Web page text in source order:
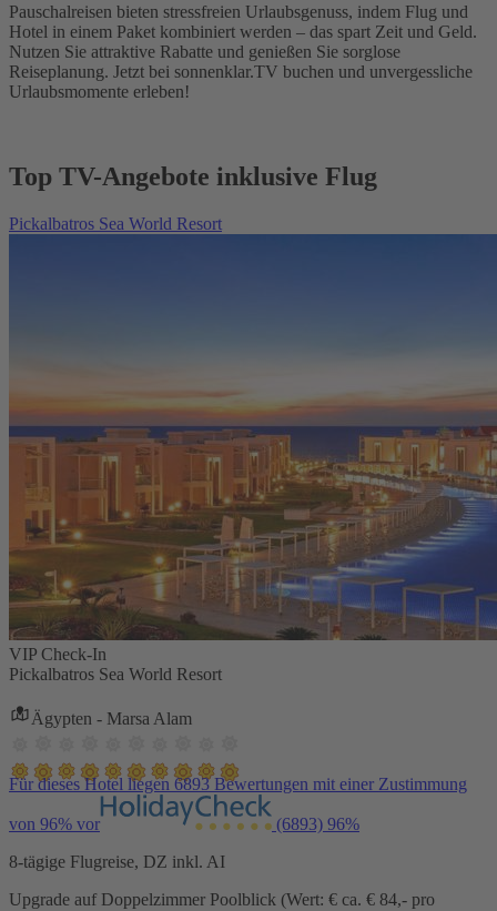
Pauschalreisen bieten stressfreien Urlaubsgenuss, indem Flug und
Hotel in einem Paket kombiniert werden – das spart Zeit und Geld.
Nutzen Sie attraktive Rabatte und genießen Sie sorglose
Reiseplanung. Jetzt bei sonnenklar.TV buchen und unvergessliche
Urlaubsmomente erleben!
Top TV-Angebote inklusive Flug
Pickalbatros Sea World Resort
VIP Check-In
Pickalbatros Sea World Resort
Ägypten - Marsa Alam
Für dieses Hotel liegen 6893 Bewertungen mit einer Zustimmung
von 96% vor (6893) 96%
8-tägige Flugreise, DZ inkl. AI
Upgrade auf Doppelzimmer Poolblick (Wert: € ca. € 84,- pro